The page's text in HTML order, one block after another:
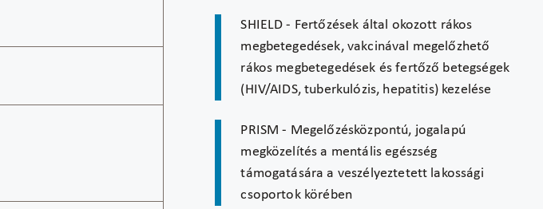
SHIELD - Fertőzések által okozott rákos
megbetegedések, vakcinával megelőzhető
rákos megbetegedések és fertőző betegségek
(HIV/AIDS, tuberkulózis, hepatitis) kezelése
PRISM - Megelőzésközpontú, jogalapú
megközelítés a mentális egészség
támogatására a veszélyeztetett lakossági
csoportok körében